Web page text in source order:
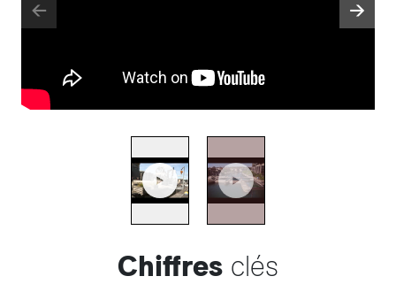
Chiffres clés